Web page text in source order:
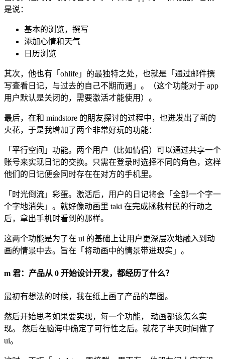
是说：
基本的浏览，撰写
添加心情和天气
日历浏览
其次，他也有「ohlife」的最独特之处，也就是「通过邮件撰
写查看日记，与过去的自己不期而遇」。（这个功能对于 app
用户默认是关闭的，需要激活才能使用）。
最后，在和 mindstore 的朋友探讨的过程中，也迸发出了新的
火花，于是我增加了两个非常好玩的功能：
「平行空间」功能。两个用户（比如情侣）可以通过共享一个
账号来实现日记的交换。只需在登录时选择不同的角色，这样
他们的日记便会同时存在在对方的手机里。
「时光倒流」彩蛋。激活后，用户的日记将会「全部一个字一
个字地消失」。就好像动画里 taki 在完成拯救村民的行动之
后，拿出手机时看到的那样。
这两个功能是为了在 ui 的基础上让用户更深层次地融入到动
画的情景中去。旨在「将动画中的情景带进现实」。
m 君：产品从 0 开始设计开发，都经历了什么？
最初有想法的时候，我在纸上画了产品的草图。
然后开始思考如果要实现，每一个功能， 动画都该怎么实
现。 然后在脑海中确定了可行性之后。就花了半天时间做了
ui。